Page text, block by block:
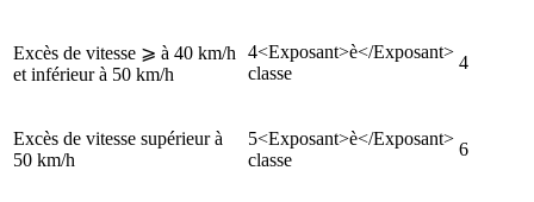
Excès de vitesse ⩾ à 40 km/h
et inférieur à 50 km/h
4<Exposant>è</Exposant>
classe
4
Excès de vitesse supérieur à
50 km/h
5<Exposant>è</Exposant>
classe
6